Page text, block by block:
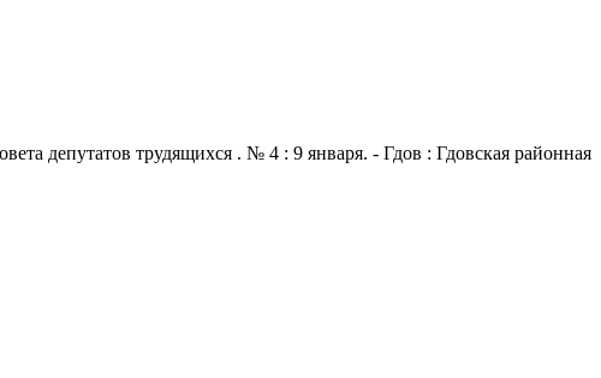
депутатов трудящихся . № 4 : 9 января. - Гдов : Гдовская районная